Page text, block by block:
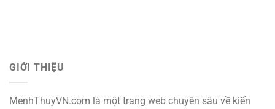
GIỚI THIỆU
MenhThuyVN.com là một trang web chuyên sâu về kiến